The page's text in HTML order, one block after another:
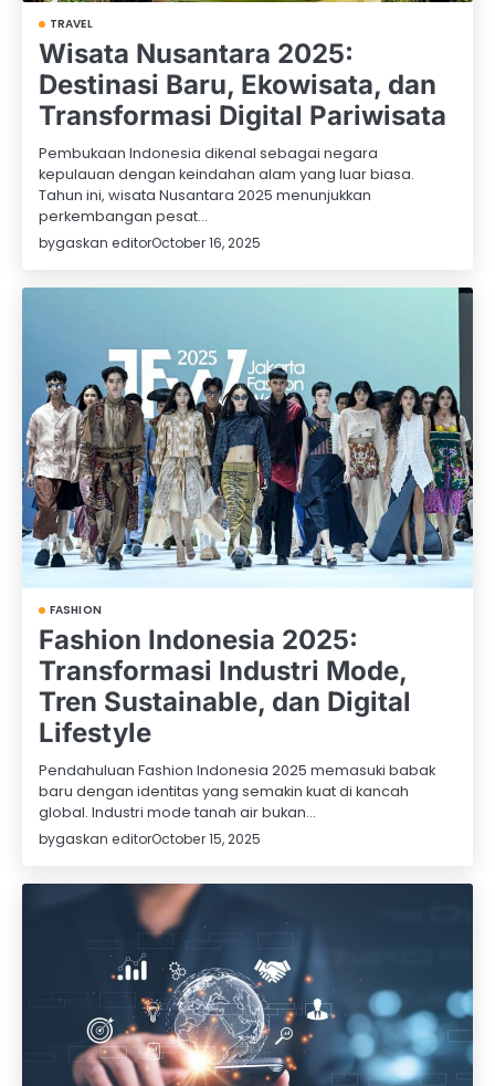
TRAVEL
Wisata Nusantara 2025:
Destinasi Baru, Ekowisata, dan
Transformasi Digital Pariwisata
Pembukaan Indonesia dikenal sebagai negara
kepulauan dengan keindahan alam yang luar biasa.
Tahun ini, wisata Nusantara 2025 menunjukkan
perkembangan pesat…
bygaskan editorOctober 16, 2025
FASHION
Fashion Indonesia 2025:
Transformasi Industri Mode,
Tren Sustainable, dan Digital
Lifestyle
Pendahuluan Fashion Indonesia 2025 memasuki babak
baru dengan identitas yang semakin kuat di kancah
global. Industri mode tanah air bukan…
bygaskan editorOctober 15, 2025